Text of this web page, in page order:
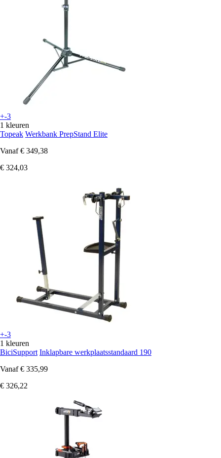
+-3
1 kleuren
Topeak Werkbank PrepStand Elite
Vanaf € 349,38
€ 324,03
+-3
1 kleuren
BiciSupport Inklapbare werkplaatsstandaard 190
Vanaf € 335,99
€ 326,22